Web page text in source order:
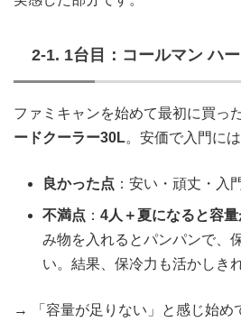
2-1. 1台目：コールマン ハ
ファミキャンを始めて最初に買っ
ードクーラー30L。安価で入門に
良かった点 ：安い・頑丈・入
不満点 ： 4人＋夏になると容量
み物を入れるとパンパンで、
い。結果、保冷力も活かしき
→ 「容量が足りない」と感じ始め